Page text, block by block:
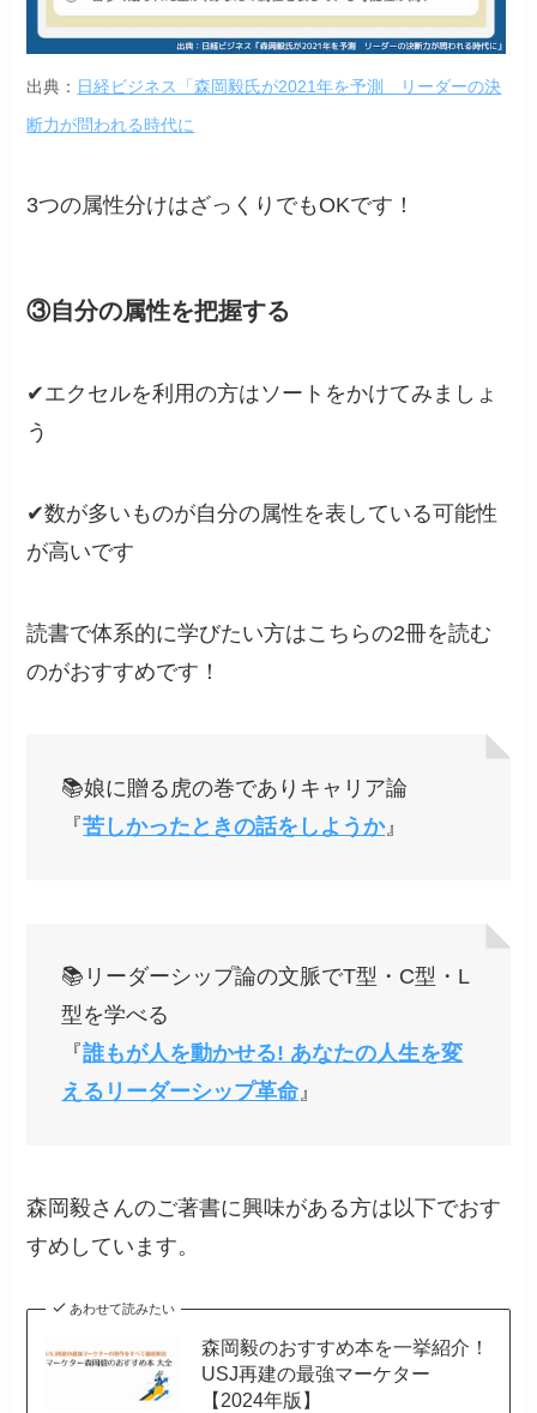
出典： 日経ビジネス「森岡毅氏が2021年を予測 リーダーの決
断力が問われる時代に
3つの属性分けはざっくりでもOKです！
③自分の属性を把握する
✔︎エクセルを利用の方はソートをかけてみましょ
う
✔︎数が多いものが自分の属性を表している可能性
が高いです
読書で体系的に学びたい方はこちらの2冊を読む
のがおすすめです！
📚娘に贈る虎の巻でありキャリア論
『苦しかったときの話をしようか』
📚リーダーシップ論の文脈でT型・C型・L
型を学べる
『誰もが人を動かせる! あなたの人生を変
えるリーダーシップ革命』
森岡毅さんのご著書に興味がある方は以下でおす
すめしています。
あわせて読みたい
森岡毅のおすすめ本を一挙紹介！
USJ再建の最強マーケター
【2024年版】